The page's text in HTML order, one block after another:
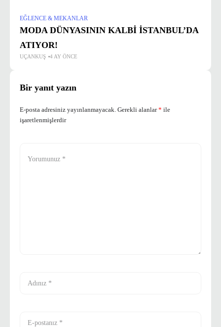
EĞLENCE & MEKANLAR
MODA DÜNYASININ KALBİ İSTANBUL’DA
ATIYOR!
UÇANKUŞ 4 AY ÖNCE
Bir yanıt yazın
E-posta adresiniz yayınlanmayacak. Gerekli alanlar* ile
işaretlenmişlerdir